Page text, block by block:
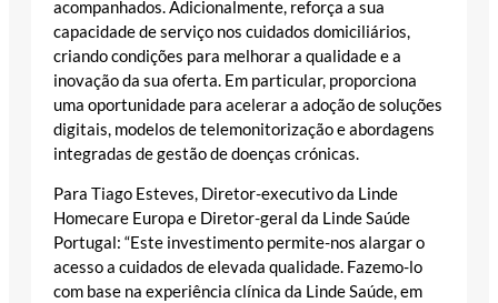
acompanhados. Adicionalmente, reforça a sua
capacidade de serviço nos cuidados domiciliários,
criando condições para melhorar a qualidade e a
inovação da sua oferta. Em particular, proporciona
uma oportunidade para acelerar a adoção de soluções
digitais, modelos de telemonitorização e abordagens
integradas de gestão de doenças crónicas.
Para Tiago Esteves, Diretor-executivo da Linde
Homecare Europa e Diretor-geral da Linde Saúde
Portugal: “Este investimento permite-nos alargar o
acesso a cuidados de elevada qualidade. Fazemo-lo
com base na experiência clínica da Linde Saúde, em